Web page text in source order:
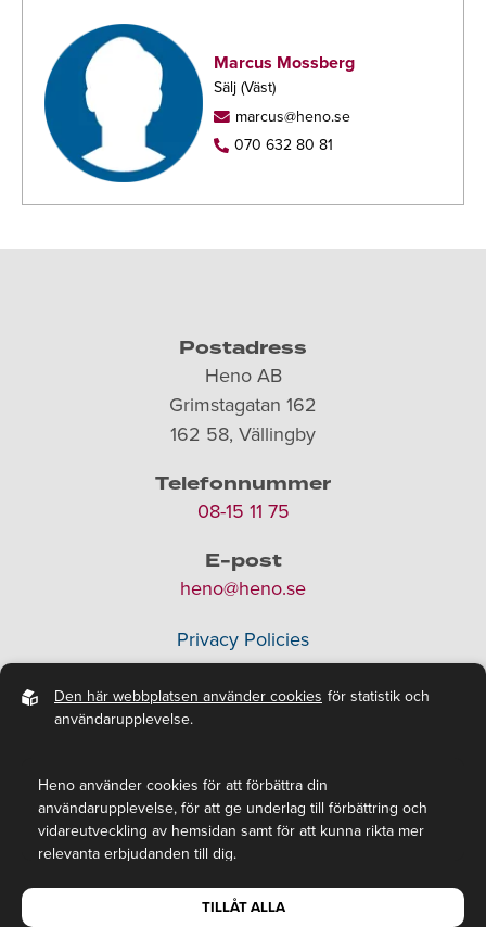
Marcus Mossberg
Sälj (Väst)
marcus@heno.se
070 632 80 81
Postadress
Heno AB
Grimstagatan 162
162 58, Vällingby
Telefonnummer
08-15 11 75
E-post
heno@heno.se
Privacy Policies
Alla rättigheter tillhör Heno AB, © 2026.
Den här webbplatsen använder cookies för statistik och
användarupplevelse.
Heno använder cookies för att förbättra din
användarupplevelse, för att ge underlag till förbättring och
vidareutveckling av hemsidan samt för att kunna rikta mer
relevanta erbjudanden till dig.
Läs gärna vårpersonuppgiftspolicy. Om du samtycker till vår
Tillåt alla. Om du vill ändra ditt val i efterhand
TILLÅT ALLA